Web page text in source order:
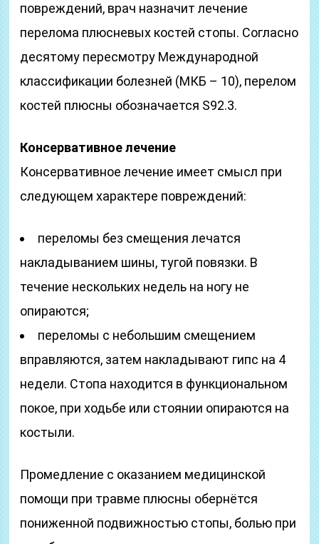
повреждений, врач назначит лечение
перелома плюсневых костей стопы. Согласно
десятому пересмотру Международной
классификации болезней (МКБ – 10), перелом
костей плюсны обозначается S92.3.
Консервативное лечение
Консервативное лечение имеет смысл при
следующем характере повреждений:
переломы без смещения лечатся
накладыванием шины, тугой повязки. В
течение нескольких недель на ногу не
опираются;
переломы с небольшим смещением
вправляются, затем накладывают гипс на 4
недели. Стопа находится в функциональном
покое, при ходьбе или стоянии опираются на
костыли.
Промедление с оказанием медицинской
помощи при травме плюсны обернётся
пониженной подвижностью стопы, болью при